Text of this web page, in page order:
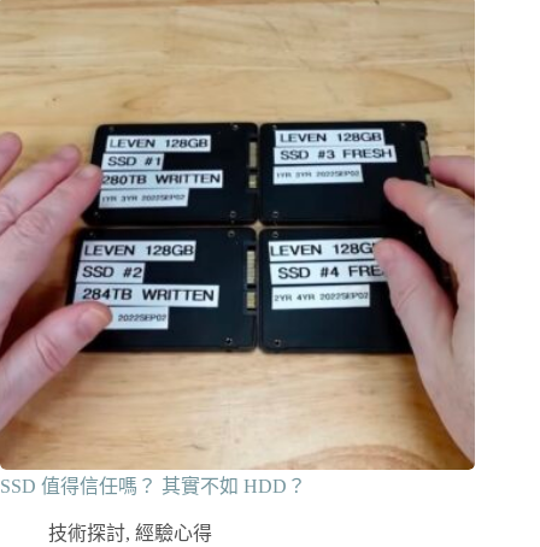
SSD 值得信任嗎？ 其實不如 HDD？
技術探討, 經驗心得